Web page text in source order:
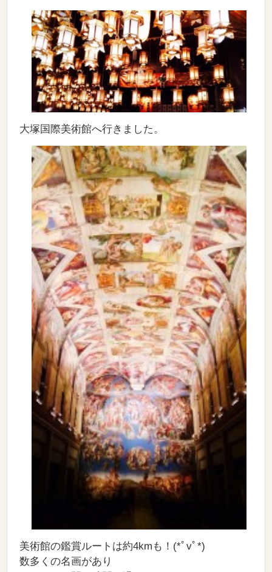
大塚国際美術館へ行きました。
美術館の鑑賞ルートは約4kmも！(*ﾟvﾟ*)
数多くの名画があり